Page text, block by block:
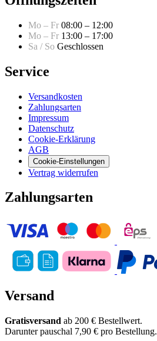
Mo – Fr 08:00 – 12:00
Mo – Fr 13:00 – 17:00
Sa / So Geschlossen
Service
Versandkosten
Zahlungsarten
Impressum
Datenschutz
Cookie-Erklärung
AGB
Cookie-Einstellungen
Vertrag widerrufen
Zahlungsarten
Versand
Gratisversand ab 200 € Bestellwert.
Darunter pauschal 7,90 € pro Bestellung.